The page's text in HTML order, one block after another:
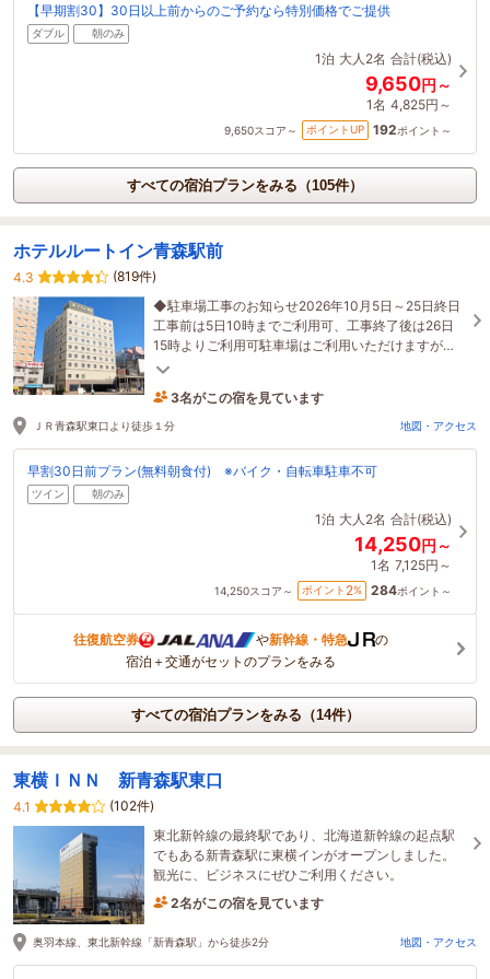
【早期割30】30日以上前からのご予約なら特別価格でご提供
ダブル 朝のみ
1泊 大人2名 合計(税込)
9,650円～
1名 4,825円～
9,650スコア～ ポイントUP 192ポイント～
すべての宿泊プランをみる（105件）
ホテルルートイン青森駅前
4.3
(819件)
◆駐車場工事のお知らせ2026年10月5日～25日終日
工事前は5日10時までご利用可、工事終了後は26日
15時よりご利用可駐車場はご利用いただけますが通
常より台数が少なくなっております詳細はホテルま
3名がこの宿を見ています
ＪＲ青森駅東口より徒歩１分 地図・アクセス
早割30日前プラン(無料朝食付) ※バイク・自転車駐車不可
ツイン 朝のみ
1泊 大人2名 合計(税込)
14,250円～
1名 7,125円～
14,250スコア～ ポイント 2% 284ポイント～
往復航空券 や新幹線・特急
の
宿泊＋交通がセットのプランをみる
すべての宿泊プランをみる（14件）
東横ＩＮＮ 新青森駅東口
4.1
(102件)
東北新幹線の最終駅であり、北海道新幹線の起点駅
でもある新青森駅に東横インがオープンしました。
観光に、ビジネスにぜひご利用ください。
2名がこの宿を見ています
奥羽本線、東北新幹線「新青森駅」から徒歩2分 地図・アクセス